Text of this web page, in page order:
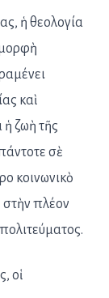
ἡ θεολογία
μορφὴ
καὶ
ἡ ζωὴ τῆς
σὲ
κοινωνικὸ
στὴν πλέον
οἱ